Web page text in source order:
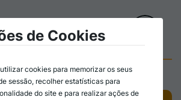
de Cookies
cookies para memorizar os seus
sessão, recolher estatísticas para
do site e para realizar ações de